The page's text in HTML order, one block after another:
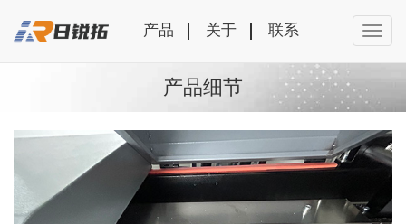
产品 关于 联系
产品细节